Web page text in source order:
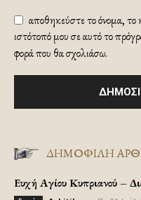
αποθηκεύστε το όνομα, το
ιστότοπό μου σε αυτό το
φορά που θα σχολιάσω.
ΔΗΜΟΦΙΛΗ
Ευχή Αγίου Κυπριανού –